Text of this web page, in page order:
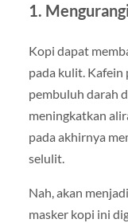
1.
Kopi dapat
pada kulit. Kafein
pembuluh darah
meningkatkan
pada akhirnya
selulit.
Nah, akan
masker kopi ini